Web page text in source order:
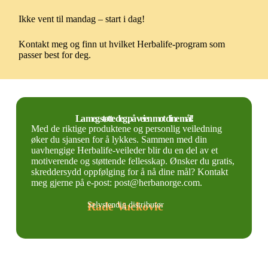
Ikke vent til mandag – start i dag!
Kontakt meg og finn ut hvilket Herbalife-program som
passer best for deg.
La meg støtte deg på veien mot dine mål!
Med de riktige produktene og personlig veiledning
øker du sjansen for å lykkes. Sammen med din
uavhengige Herbalife-veileder blir du en del av et
motiverende og støttende fellesskap. Ønsker du gratis,
skreddersydd oppfølging for å nå dine mål? Kontakt
meg gjerne på e-post: post@herbanorge.com.
Rade Vuckovic
Selvstendig distributør